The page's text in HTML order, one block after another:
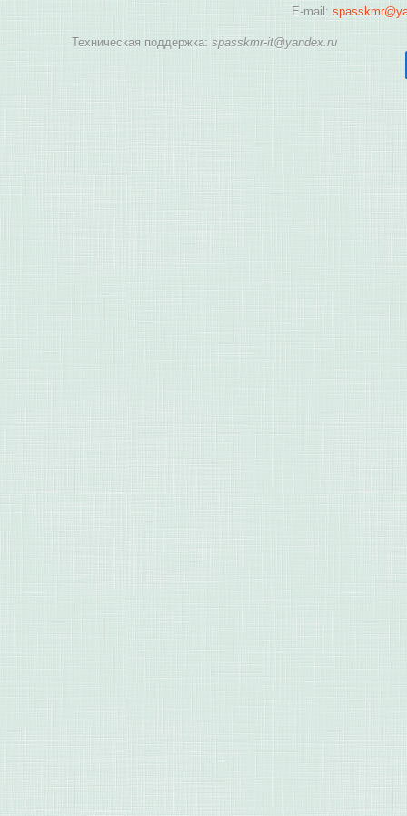
E-mail:
Техническая поддержка: spasskmr-it@yandex.ru